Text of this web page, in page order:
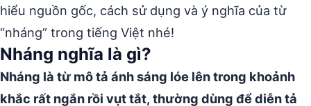
hiểu nguồn gốc, cách sử dụng và ý nghĩa của từ
“nháng” trong tiếng Việt nhé!
Nháng nghĩa là gì?
Nháng là từ mô tả ánh sáng lóe lên trong khoảnh
khắc rất ngắn rồi vụt tắt, thường dùng để diễn tả